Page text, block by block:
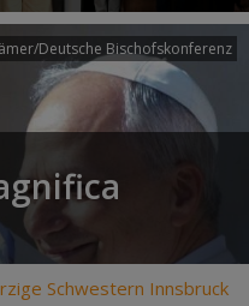
Deutsche Bischofskonferenz
Schwestern Innsbruck